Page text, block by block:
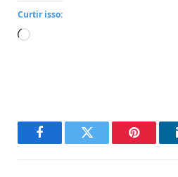
Curtir isso:
Carregando...
FacebookTwitter Pinterest